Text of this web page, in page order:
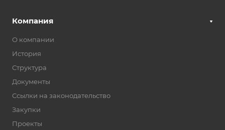
Компания
О компании
История
Структура
Документы
Ссылки на законодательство
Закупки
Проекты